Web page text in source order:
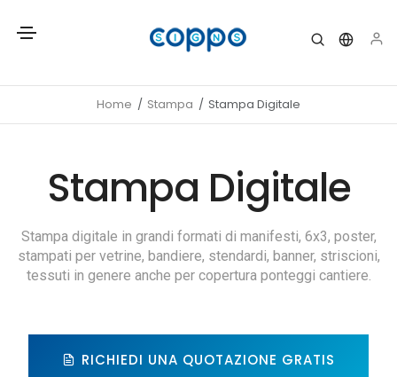
Home Stampa Stampa Digitale
Stampa Digitale
Stampa digitale in grandi formati di manifesti, 6x3, poster,
stampati per vetrine, bandiere, stendardi, banner, striscioni,
tessuti in genere anche per copertura ponteggi cantiere.
RICHIEDI UNA QUOTAZIONE GRATIS